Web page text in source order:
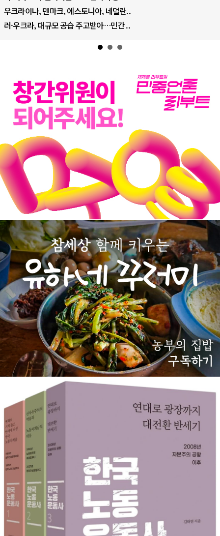
우크라이나, 덴마크, 에스토니아, 네덜란..
러·우크라, 대규모 공습 주고받아…민간 ..